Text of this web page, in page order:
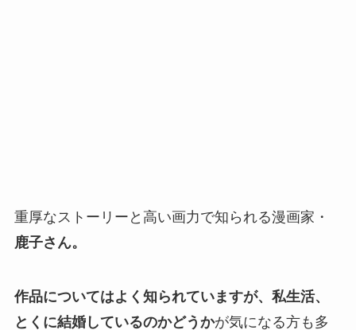
重厚なストーリーと高い画力で知られる漫画家・
鹿子さん。
作品についてはよく知られていますが、私生活、
とくに結婚しているのかどうかが気になる方も多